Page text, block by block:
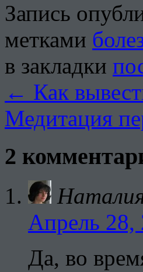
Запись
метками
в закладки
← Как
Медитация
2
Апрель 28,
Да, во